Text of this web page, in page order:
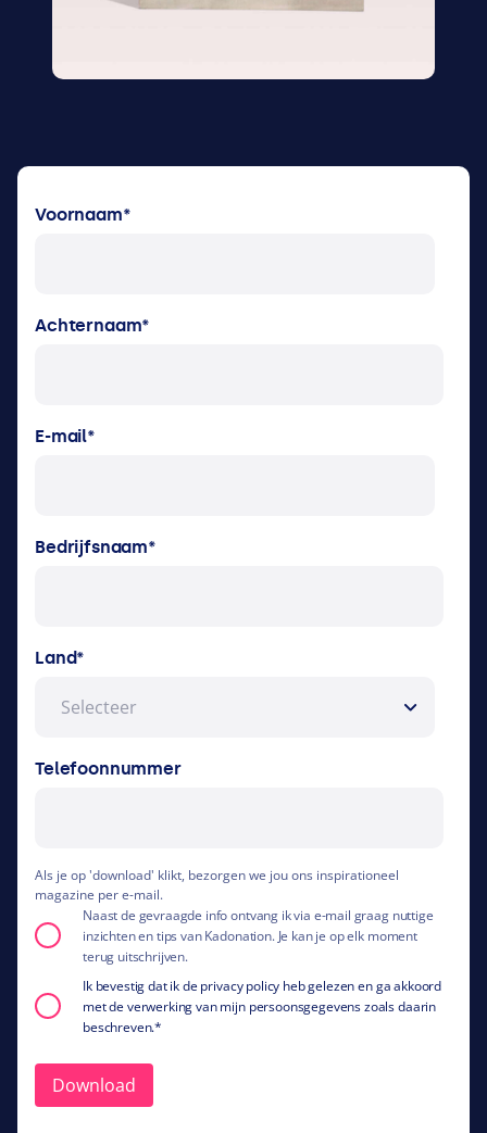
Voornaam*
Achternaam*
E-mail*
Bedrijfsnaam*
Land*
Telefoonnummer
Als je op 'download' klikt, bezorgen we jou ons inspirationeel
magazine per e-mail.
Naast de gevraagde info ontvang ik via e-mail graag nuttige
inzichten en tips van Kadonation. Je kan je op elk moment
terug uitschrijven.
Ik bevestig dat ik de privacy policy heb gelezen en ga akkoord
met de verwerking van mijn persoonsgegevens zoals daarin
beschreven.*